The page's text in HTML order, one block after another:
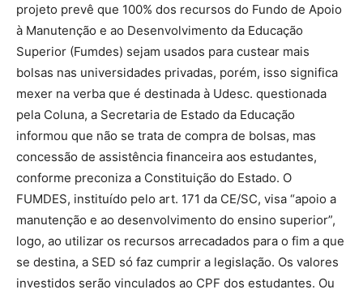
projeto prevê que 100% dos recursos do Fundo de Apoio
à Manutenção e ao Desenvolvimento da Educação
Superior (Fumdes) sejam usados para custear mais
bolsas nas universidades privadas, porém, isso significa
mexer na verba que é destinada à Udesc. questionada
pela Coluna, a Secretaria de Estado da Educação
informou que não se trata de compra de bolsas, mas
concessão de assistência financeira aos estudantes,
conforme preconiza a Constituição do Estado. O
FUMDES, instituído pelo art. 171 da CE/SC, visa “apoio a
manutenção e ao desenvolvimento do ensino superior”,
logo, ao utilizar os recursos arrecadados para o fim a que
se destina, a SED só faz cumprir a legislação. Os valores
investidos serão vinculados ao CPF dos estudantes. Ou